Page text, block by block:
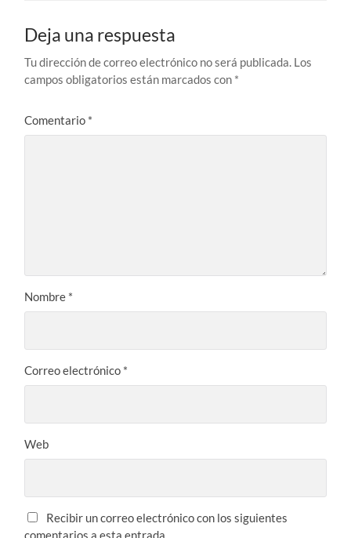
Deja una respuesta
Tu dirección de correo electrónico no será publicada. Los
campos obligatorios están marcados con *
Comentario *
Nombre *
Correo electrónico *
Web
Recibir un correo electrónico con los siguientes